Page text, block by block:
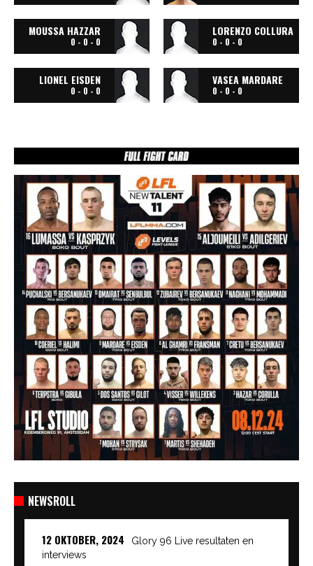
MOUSSA HAZZAR
0 - 0 - 0
LORENZO COLLURA
0 - 0 - 0
LIONEL EISDEN
0 - 0 - 0
VASEA MARDARE
0 - 0 - 0
NEWSROLL
12 OKTOBER, 2024
Glory 96 Live resultaten en
interviews